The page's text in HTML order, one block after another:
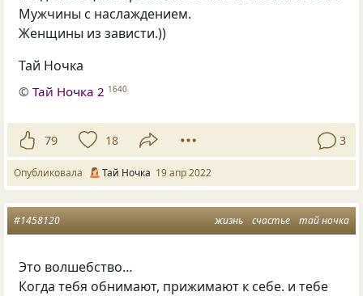
Мужчины с наслаждением.
Женщины из зависти.))
Тай Ночка
©Тай Ночка 2 1640
79 18 3
Опубликовала Тай Ночка 19 апр 2022
жизнь счастье тай ночка
#1458120
Это волшебство…
Когда тебя обнимают, прижимают к себе. и тебе